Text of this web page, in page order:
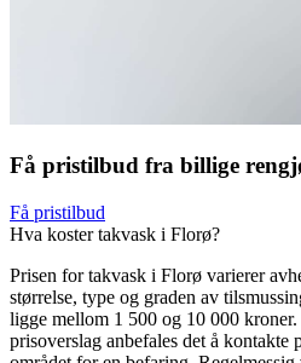
Få pristilbud fra billige
Få pristilbud
Hva koster takvask i Florø?
Prisen for takvask i Florø varierer
størrelse, type og graden av
ligge mellom 1 500 og 10 000
prisoverslag anbefales det å kontakte